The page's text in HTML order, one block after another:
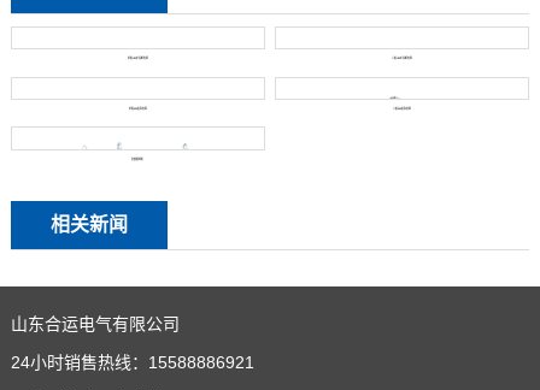
旁路馈线柜
相关新闻
山东合运电气有限公司
24小时销售热线：15588886921